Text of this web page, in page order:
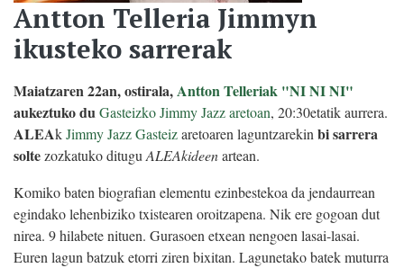
Antton Telleria Jimmyn
ikusteko sarrerak
Maiatzaren 22an, ostirala,Antton Telleriak "NI NI NI"
aukeztuko duGasteizko Jimmy Jazz aretoan, 20:30etatik aurrera.
ALEAkJimmy Jazz Gasteizaretoaren laguntzarekin bi sarrera
soltezozkatuko ditugu ALEAkideenartean.
Komiko baten biografian elementu ezinbestekoa da jendaurrean
egindako lehenbiziko txistearen oroitzapena. Nik ere gogoan dut
nirea. 9 hilabete nituen. Gurasoen etxean nengoen lasai-lasai.
Euren lagun batzuk etorri ziren bixitan. Lagunetako batek muturra